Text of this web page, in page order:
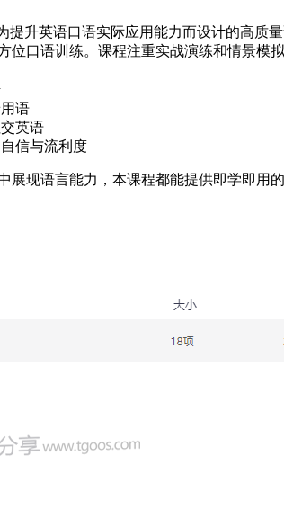
提升英语口语实际应用能力而设计的高质
位口语训练。课程注重实战演练和情景模
语
英语
信与流利度
现语言能力，本课程都能提供即学即用